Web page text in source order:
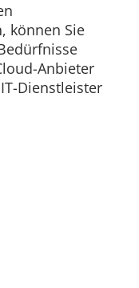
können Sie
Anbieter
Dienstleister